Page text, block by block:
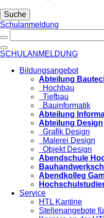
Suche
Schulanmeldung
SCHULANMELDUNG
Bildungsangebot
Abteilung
Hochbau
Tiefbau
Bauinformatik
Abteilung
Abteilung Design
Grafik Design
Malerei Design
Objekt Design
Abendschule
Abendkolleg
Service
HTL Kantine
Stellenangebote